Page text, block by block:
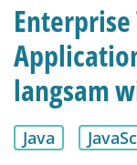
Enterprise
langsam
Java